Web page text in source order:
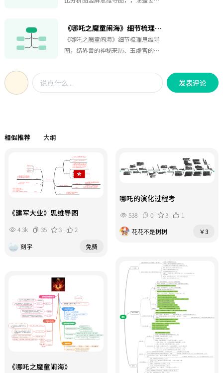
熠生辉。导图不仅梳理了主要角色的
间的合作、对立和转换关系直观呈
现，帮助观众快速理清纷繁复杂的故
事脉络。
情感共鸣。图中清晰展示哪吒2浓郁的
神话风范、创新的叙事逻辑与炫目的
特效，与封神2史诗般的历史奇幻形成
发烧友，都能从中这是一份《哪吒2》
VS《封神2》竖屏对比分析思维导图，
宴的魅力，然后赶紧约上小伙伴，直
奔影院体验吧！
《哪吒之魔童闹海》细节梳理思维导图
《哪吒之魔童闹海》细节梳理思维导
图，结界兽的神秘来历、玉虚宫的妙
密码……每一个镜头、每一处暗示都被
细致解构，收藏这张图，大家可以更
好地把握电影中的精彩瞬间和隐藏彩
发表评论
相似推荐 大纲
《建军大业》思维导图
4.3k 35 3
2
刻宇
免费
哪吒的演化过程考
538 0 3
1
花花不是树树
￥3
《哪吒之魔童闹海》